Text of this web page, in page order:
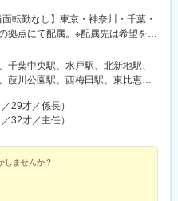
転勤なし】東京・神奈川・千葉・
拠点にて配属。※配属先は希望を考
ありません。将来役職者になった
勤になる可能性があります。■東京
支店■大阪支店■福岡支店※受動喫
千葉中央駅、水戸駅、北新地駅、
葭川公園駅、西梅田駅、東比恵
29才／係長）
32才／主任）
しませんか？